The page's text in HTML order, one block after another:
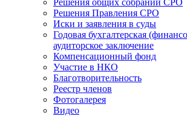
Решения Правления СРО
Иски и заявления в суды
Годовая бухгалтерская
аудиторское заключение
Компенсационный фонд
Участие в НКО
Благотворительность
Реестр членов
Фотогалерея
Видео